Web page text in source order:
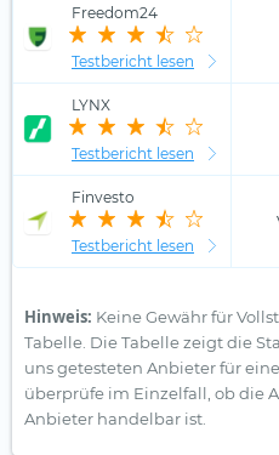
Freedom24
Testbericht lesen
LYNX
Testbericht lesen
Finvesto
Testbericht lesen
Hinweis: Keine Gewähr für
Tabelle. Die Tabelle zeigt die
uns getesteten Anbieter für
überprüfe im Einzelfall, ob die
Anbieter handelbar ist.